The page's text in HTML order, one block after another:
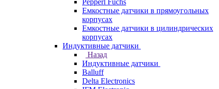
Pepperl Fuchs
Емкостные датчики в прямоугольных
корпусах
Емкостные датчики в цилиндрических
корпусах
Индуктивные датчики
Назад
Индуктивные датчики
Balluff
Delta Electronics